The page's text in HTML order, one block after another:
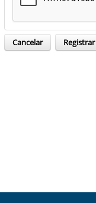
Cancelar Registrar